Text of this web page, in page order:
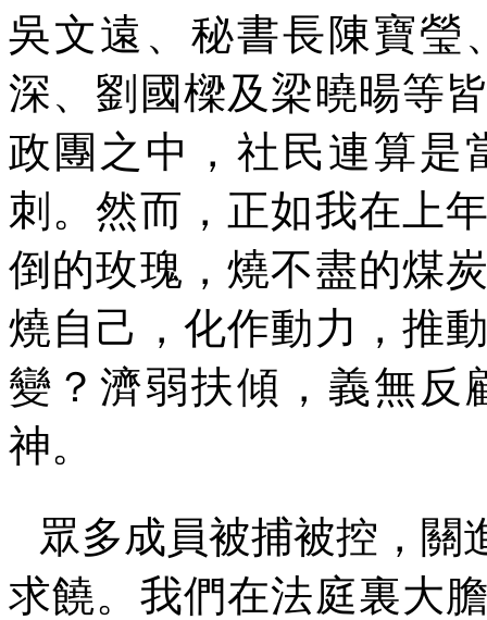
吳文遠、秘書長陳寶瑩
深、劉國樑及梁曉暘等
政團之中，社民連算是
刺。然而，正如我在上
倒的玫瑰，燒不盡的煤
燒自己，化作動力，推
變？濟弱扶傾，義無反
神。
眾多成員被捕被控，關
求饒。我們在法庭裏大